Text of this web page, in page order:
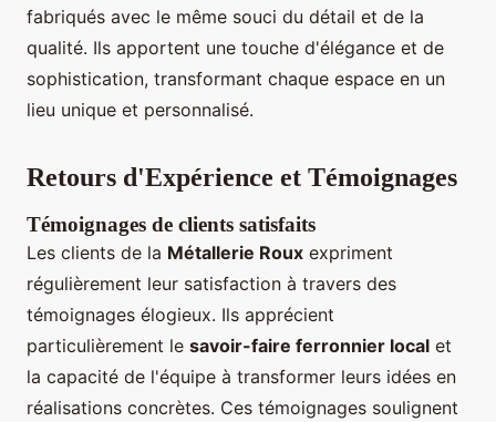
fabriqués avec le même souci du détail et de la
qualité. Ils apportent une touche d'élégance et de
sophistication, transformant chaque espace en un
lieu unique et personnalisé.
Retours d'Expérience et Témoignages
Témoignages de clients satisfaits
Les clients de la Métallerie Roux expriment
régulièrement leur satisfaction à travers des
témoignages élogieux. Ils apprécient
particulièrement le savoir-faire ferronnier local et
la capacité de l'équipe à transformer leurs idées en
réalisations concrètes. Ces témoignages soulignent